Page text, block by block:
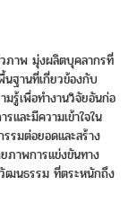
ภาพ มุ่งผลิตบุคลากรที่
นฐานที่เกี่ยวข้องกับ
มรู้เพื่อทำงานวิจัยอันก่อ
และมีความเข้าใจใน
รมต่อยอดและสร้าง
ภาพการแข่งขันทาง
ฒนธรรม ที่ตระหนักถึง